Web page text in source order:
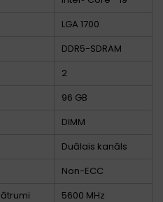
LGA 1700
DDR5-SDRAM
2
96 GB
DIMM
Duālais kanāls
Non-ECC
5600 MHz